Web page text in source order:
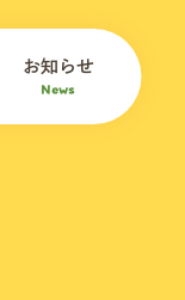
お知らせ
News